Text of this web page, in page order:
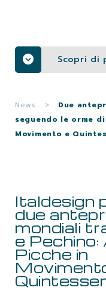
Scopri di
News >
Due
seguendo le orme
Movimento e
Italdesign
due
mondiali
e Pechino:
Picche in